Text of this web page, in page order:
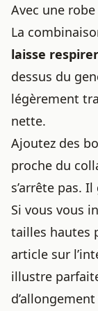
Avec une
La
laisse
dessus du
légèrement
nette.
Ajoutez des
proche du
s’arrête pas.
Si vous vous
tailles hautes
article sur
illustre